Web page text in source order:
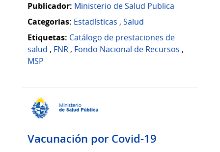
Publicador: Ministerio de Salud Publica
Categorias: Estadísticas , Salud
Etiquetas: Catálogo de prestaciones de
salud , FNR , Fondo Nacional de Recursos ,
MSP
Vacunación por Covid-19